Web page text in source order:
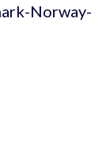
Norway-